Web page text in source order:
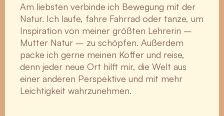
Am liebsten verbinde ich Bewegung mit der
Natur. Ich laufe, fahre Fahrrad oder tanze, um
Inspiration von meiner größten Lehrerin –
Mutter Natur – zu schöpfen. Außerdem
packe ich gerne meinen Koffer und reise,
denn jeder neue Ort hilft mir, die Welt aus
einer anderen Perspektive und mit mehr
Leichtigkeit wahrzunehmen.